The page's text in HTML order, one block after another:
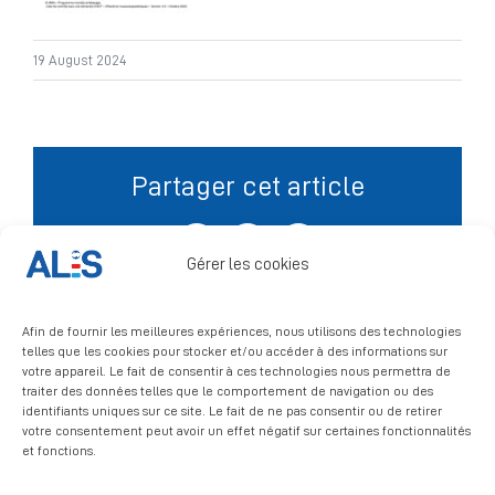
Gérer les cookies
Afin de fournir les meilleures expériences, nous utilisons des technologies
telles que les cookies pour stocker et/ou accéder à des informations sur
votre appareil. Le fait de consentir à ces technologies nous permettra de
traiter des données telles que le comportement de navigation ou des
identifiants uniques sur ce site. Le fait de ne pas consentir ou de retirer
votre consentement peut avoir un effet négatif sur certaines fonctionnalités
et fonctions.
Signalement
19 August 2024
Partager cet article